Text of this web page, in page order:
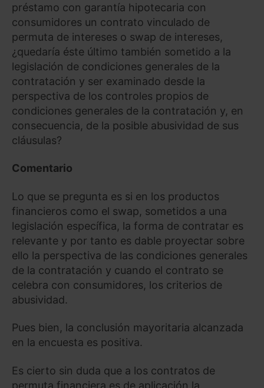
préstamo con garantía hipotecaria con
consumidores un contrato vinculado de
permuta de intereses o swap de intereses,
¿quedaría éste último también sometido a la
legislación de condiciones generales de la
contratación y ser examinado desde la
perspectiva de los controles propios de
condiciones generales de la contratación y, en
consecuencia, de la posible abusividad de sus
cláusulas?
Comentario
Lo que se pregunta es si en los productos
financieros como el swap, sometidos a una
legislación específica, la forma de contratar es
relevante y por tanto es dable proyectar sobre
ello la perspectiva de las condiciones generales
de la contratación y cuando el contrato se
celebra con consumidores, los criterios de
abusividad.
Pues bien, la conclusión mayoritaria alcanzada
en la encuesta es positiva.
Es cierto sin duda que a los contratos de
permuta financiera es de aplicación la